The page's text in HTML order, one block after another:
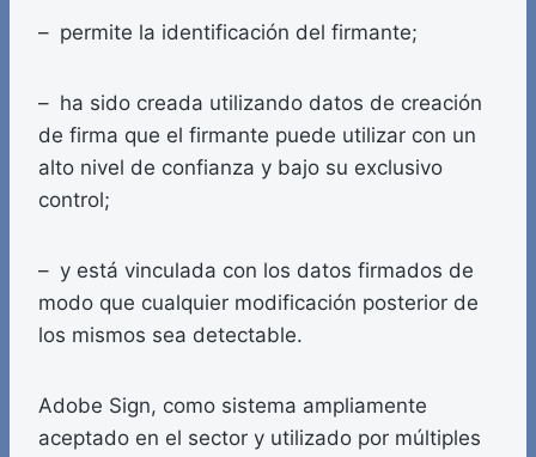
– permite la identificación del firmante;
– ha sido creada utilizando datos de creación
de firma que el firmante puede utilizar con un
alto nivel de confianza y bajo su exclusivo
control;
– y está vinculada con los datos firmados de
modo que cualquier modificación posterior de
los mismos sea detectable.
Adobe Sign, como sistema ampliamente
aceptado en el sector y utilizado por múltiples